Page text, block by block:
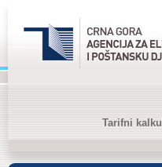
Tarifni